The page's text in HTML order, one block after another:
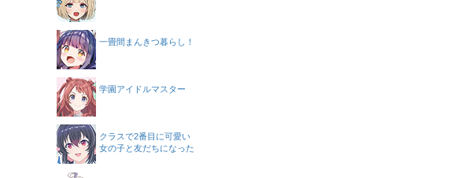
一畳間まんきつ暮らし！
学園アイドルマスター
クラスで2番目に可愛い
女の子と友だちになった